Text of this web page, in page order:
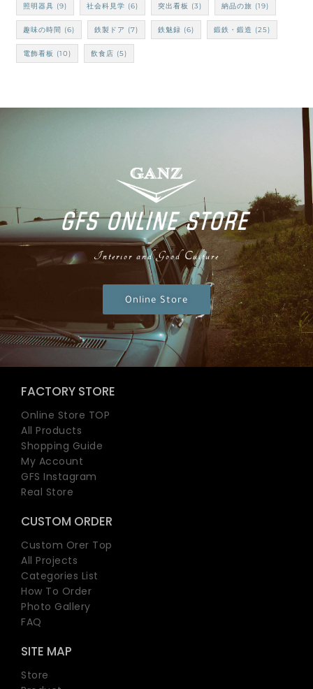
照明器具 (9) 社会科見学 (6) 突出看板 (3) 納品の旅 (19)
趣味の時間 (6) 鉄製ドア (7) 鉄魅録 (6) 鍛鉄・鍛造 (25)
電飾看板 (10) 飲食店 (5)
Interior and Good Culture
Online Store
FACTORY STORE
Online Store TOP
All Products
Shopping Guide
My Account
GFS Instagram
Real Store
CUSTOM ORDER
Custom Orer Top
All Projects
Categories List
How To Order
Photo Gallery
FAQ
SITE MAP
Store